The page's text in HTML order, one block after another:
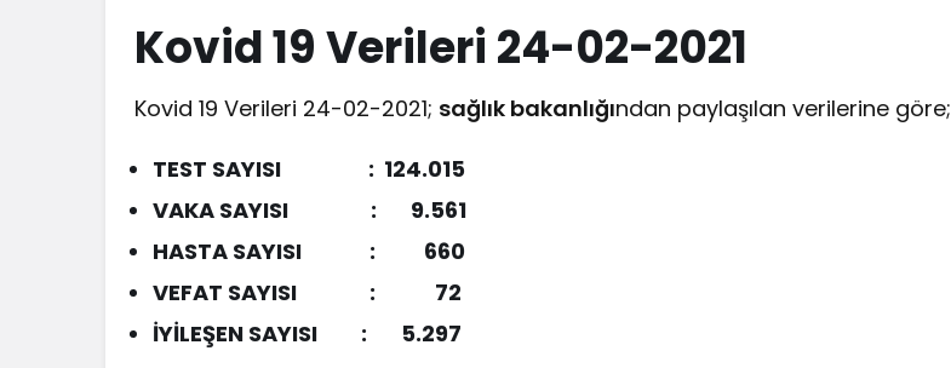
Kovid 19 Verileri 24-02-2021
Kovid 19 Verileri 24-02-2021; sağlık bakanlığından paylaşılan verilerine göre;
TEST SAYISI : 124.015
VAKA SAYISI : 9.561
HASTA SAYISI : 660
VEFAT SAYISI : 72
İYİLEŞEN SAYISI : 5.297